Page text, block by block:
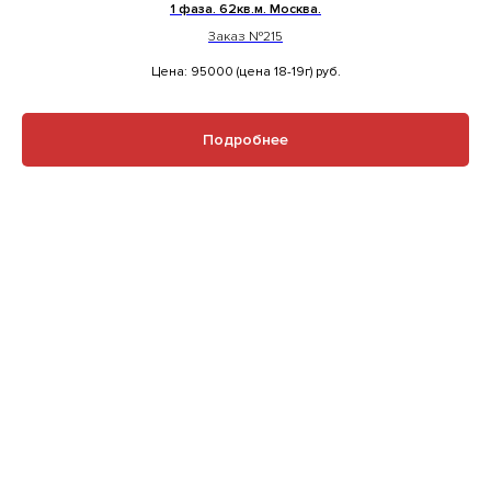
1 фаза. 62кв.м. Москва.
Заказ №215
Цена: 95000 (цена 18-19г) руб.
Подробнее